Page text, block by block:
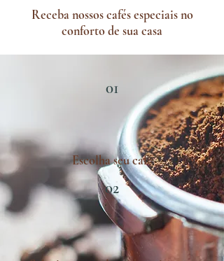
Receba nossos cafés especiais no
conforto de sua casa
01
Escolha seu café
02